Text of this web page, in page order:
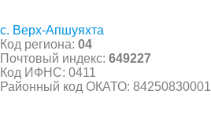
с. Верх-Апшуяхта
Код региона: 04
Почтовый индекс: 649227
Код ИФНС: 0411
Районный код ОКАТО: 84250830001